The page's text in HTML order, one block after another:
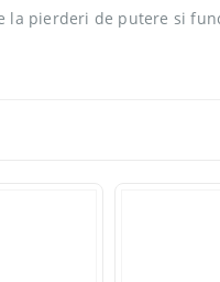
la pierderi de putere si